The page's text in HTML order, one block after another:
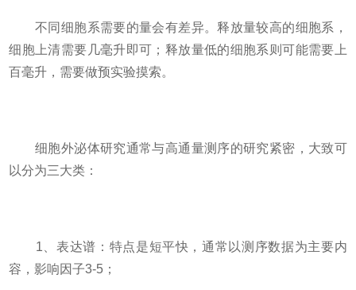
不同细胞系需要的量会有差异。释放量较高的细胞系，
细胞上清需要几毫升即可；释放量低的细胞系则可能需要上
百毫升，需要做预实验摸索。
细胞外泌体研究通常与高通量测序的研究紧密，大致可
以分为三大类：
1、表达谱：特点是短平快，通常以测序数据为主要内
容，影响因子3-5；